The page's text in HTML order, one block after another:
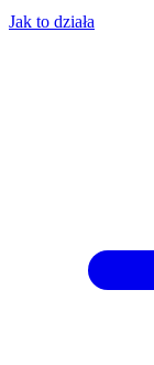
Jak to działa